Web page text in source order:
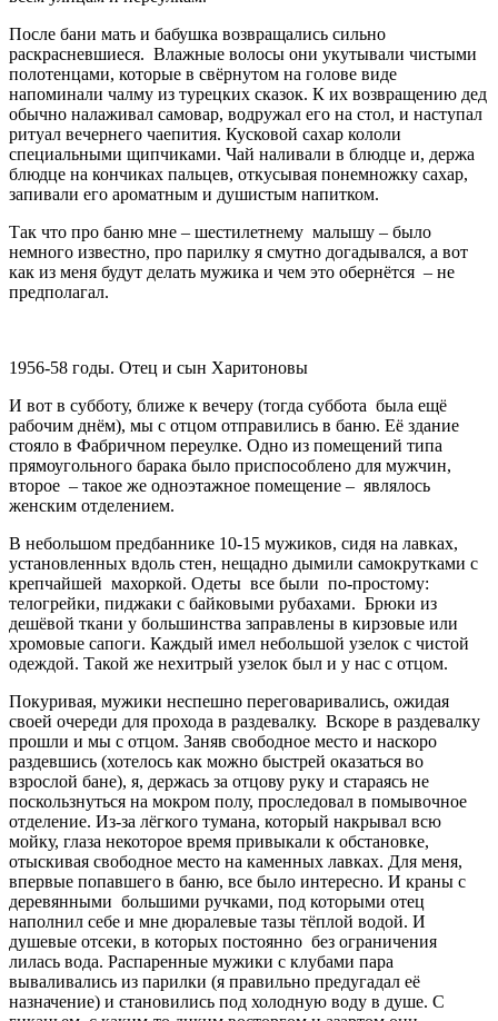
После бани мать и бабушка возвращались сильно
раскрасневшиеся. Влажные волосы они укутывали чистыми
полотенцами, которые в свёрнутом на голове виде
напоминали чалму из турецких сказок. К их возвращению дед
обычно налаживал самовар, водружал его на стол, и наступал
ритуал вечернего чаепития. Кусковой сахар кололи
специальными щипчиками. Чай наливали в блюдце и, держа
блюдце на кончиках пальцев, откусывая понемножку сахар,
запивали его ароматным и душистым напитком.
Так что про баню мне – шестилетнему малышу – было
немного известно, про парилку я смутно догадывался, а вот
как из меня будут делать мужика и чем это обернётся – не
предполагал.
1956-58 годы. Отец и сын Харитоновы
И вот в субботу, ближе к вечеру (тогда суббота была ещё
рабочим днём), мы с отцом отправились в баню. Её здание
стояло в Фабричном переулке. Одно из помещений типа
прямоугольного барака было приспособлено для мужчин,
второе – такое же одноэтажное помещение – являлось
женским отделением.
В небольшом предбаннике 10-15 мужиков, сидя на лавках,
установленных вдоль стен, нещадно дымили самокрутками с
крепчайшей махоркой. Одеты все были по-простому:
телогрейки, пиджаки с байковыми рубахами. Брюки из
дешёвой ткани у большинства заправлены в кирзовые или
хромовые сапоги. Каждый имел небольшой узелок с чистой
одеждой. Такой же нехитрый узелок был и у нас с отцом.
Покуривая, мужики неспешно переговаривались, ожидая
своей очереди для прохода в раздевалку. Вскоре в раздевалку
прошли и мы с отцом. Заняв свободное место и наскоро
раздевшись (хотелось как можно быстрей оказаться во
взрослой бане), я, держась за отцову руку и стараясь не
поскользнуться на мокром полу, проследовал в помывочное
отделение. Из-за лёгкого тумана, который накрывал всю
мойку, глаза некоторое время привыкали к обстановке,
отыскивая свободное место на каменных лавках. Для меня,
впервые попавшего в баню, все было интересно. И краны с
деревянными большими ручками, под которыми отец
наполнил себе и мне дюралевые тазы тёплой водой. И
душевые отсеки, в которых постоянно без ограничения
лилась вода. Распаренные мужики с клубами пара
вываливались из парилки (я правильно предугадал её
назначение) и становились под холодную воду в душе. С